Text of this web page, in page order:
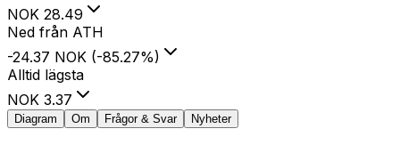
NOK 28.49
Ned från ATH
-24.37 NOK (-85.27%)
Alltid lägsta
NOK 3.37
Diagram Om Frågor & Svar Nyheter